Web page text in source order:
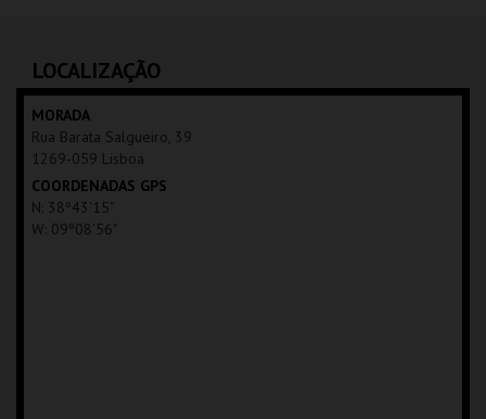
MAIS INFO
COMPRAR
LOCALIZAÇÃO
MORADA
Rua Barata Salgueiro, 39
1269-059 Lisboa
COORDENADAS GPS
N: 38º43'15"
W: 09º08'56"